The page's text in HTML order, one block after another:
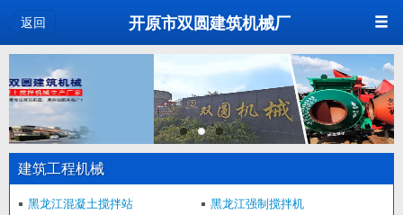
返回 开原市双圆建筑机械厂
建筑工程机械
黑龙江混凝土搅拌站
黑龙江强制搅拌机